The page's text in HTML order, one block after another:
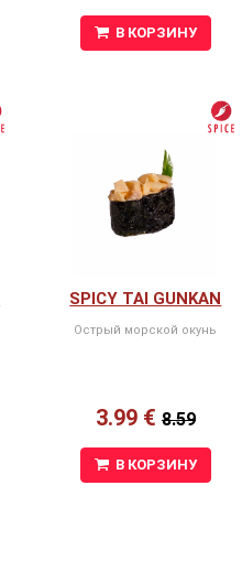
В КОРЗИНУ
SPICY TAI GUNKAN
Острый морской окунь
3.99 €8.59
В КОРЗИНУ